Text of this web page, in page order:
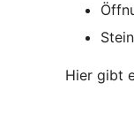
Hier gibt